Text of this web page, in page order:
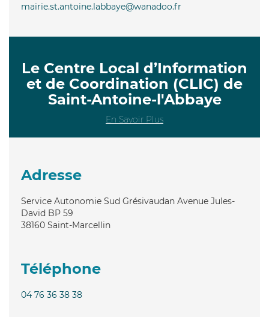
mairie.st.antoine.labbaye@wanadoo.fr
Le Centre Local d’Information
et de Coordination (CLIC) de
Saint-Antoine-l'Abbaye
En Savoir Plus
Adresse
Service Autonomie Sud Grésivaudan Avenue Jules-
David BP 59
38160 Saint-Marcellin
Téléphone
04 76 36 38 38